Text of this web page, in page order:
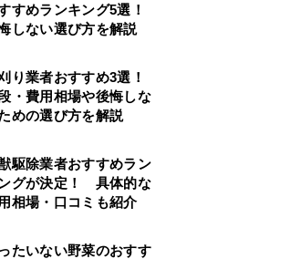
すめランキング5選！
しない選び方を解説
り業者おすすめ3選！
・費用相場や後悔しな
めの選び方を解説
駆除業者おすすめラン
グが決定！ 具体的な
相場・口コミも紹介
たいない野菜のおすす